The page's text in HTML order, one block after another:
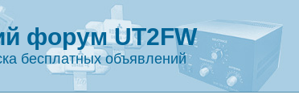
форум UT2FW
бесплатных объявлений